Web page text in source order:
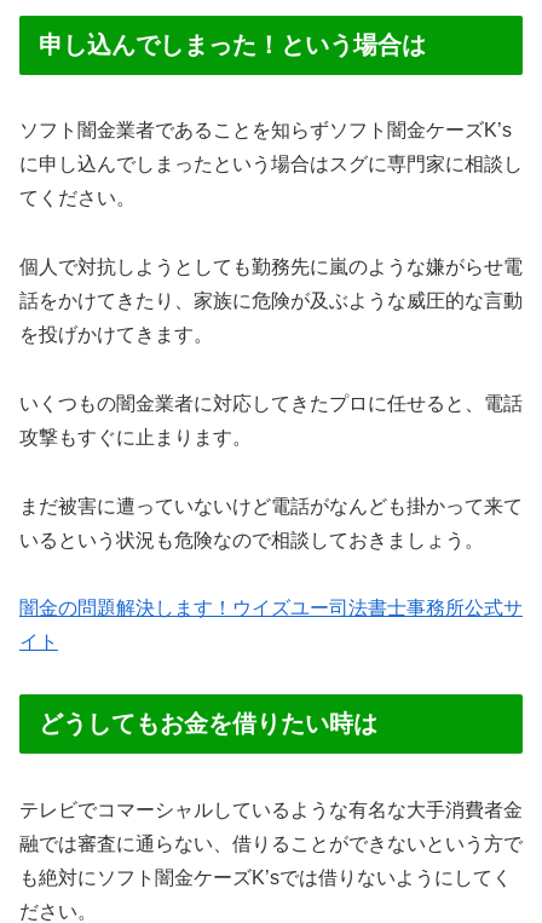
申し込んでしまった！という場合は
ソフト闇金業者であることを知らずソフト闇金ケーズK’s
に申し込んでしまったという場合はスグに専門家に相談し
てください。
個人で対抗しようとしても勤務先に嵐のような嫌がらせ電
話をかけてきたり、家族に危険が及ぶような威圧的な言動
を投げかけてきます。
いくつもの闇金業者に対応してきたプロに任せると、電話
攻撃もすぐに止まります。
まだ被害に遭っていないけど電話がなんども掛かって来て
いるという状況も危険なので相談しておきましょう。
闇金の問題解決します！ウイズユー司法書士事務所公式サ
イト
どうしてもお金を借りたい時は
テレビでコマーシャルしているような有名な大手消費者金
融では審査に通らない、借りることができないという方で
も絶対にソフト闇金ケーズK’sでは借りないようにしてく
ださい。